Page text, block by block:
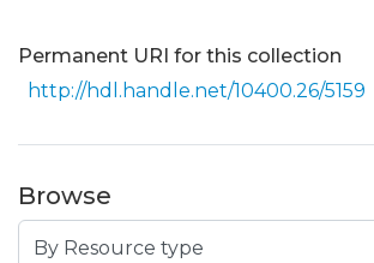
Entities
Permanent URI for this collection
http://hdl.handle.net/10400.26/5159
Browse